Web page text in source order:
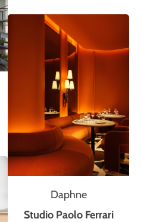
Daphne
Studio Paolo Ferrari